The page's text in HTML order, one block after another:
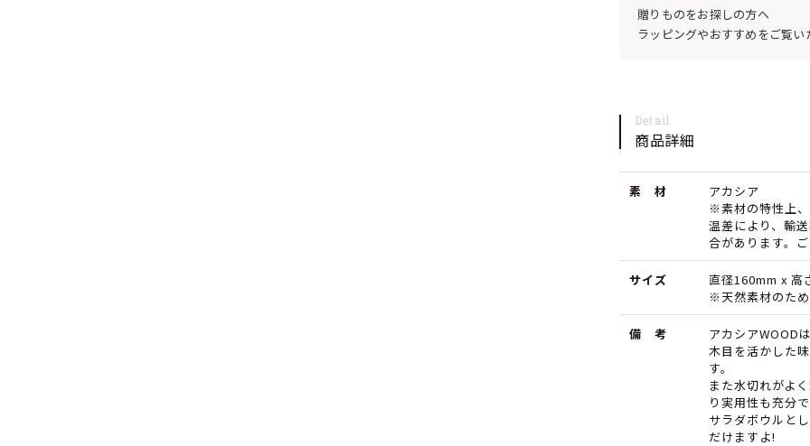
カ
シ
ボ
ル
イ
ズ
16cm
カ
シ
ル
S
サ
イ
ズ
16cm
数
量
贈りものをお探しの方へ
ラッピングやおすすめをご覧い
Detail
商品詳細
素 材
アカシア
※素材の特性上
温差により、輸
合があります。ご
サイズ
直径160mm x 高
※天然素材のため
備 考
アカシアWOOD
木目を活かした
す。
また水切れがよ
り実用性も充分で
サラダボウルと
だけますよ!